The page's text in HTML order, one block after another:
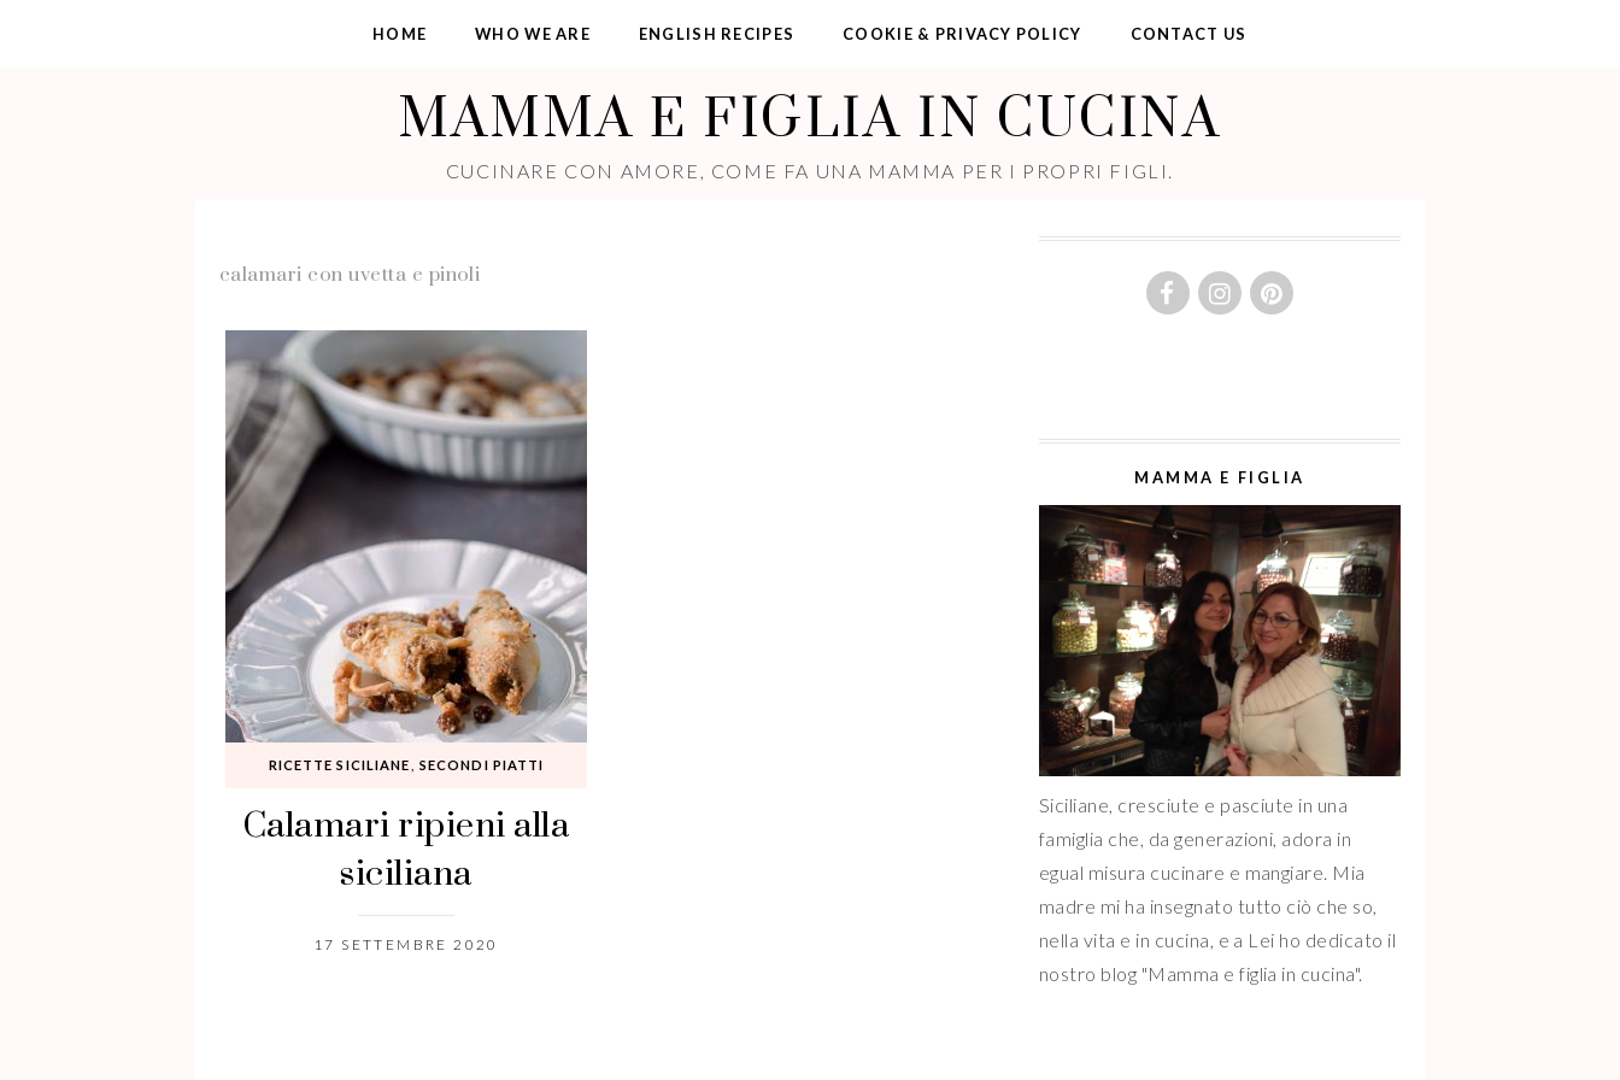
HOME WHO WE ARE ENGLISH RECIPES COOKIE & PRIVACY POLICY CONTACT US
MAMMA E FIGLIA IN CUCINA
CUCINARE CON AMORE, COME FA UNA MAMMA PER I PROPRI FIGLI.
calamari con uvetta e pinoli
RICETTE SICILIANE SECONDI PIATTI
Calamari ripieni alla
siciliana
17 SETTEMBRE 2020
MAMMA E FIGLIA
Siciliane, cresciute e pasciute in una
famiglia che, da generazioni, adora in
egual misura cucinare e mangiare. Mia
madre mi ha insegnato tutto ciò che so,
nella vita e in cucina, e a Lei ho dedicato il
nostro blog "Mamma e figlia in cucina".